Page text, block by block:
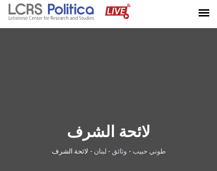
لائحة الشرف
طوني حبيب - وثائق - لبنان - لائحة الشرف